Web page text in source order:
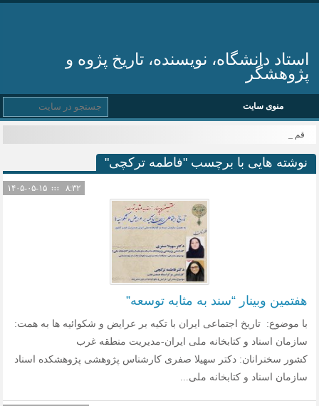
استاد دانشگاه، نویسنده، تاریخ پژوه و
پژوهشگر
منوی سایت
قم میز _
نوشته هایی با برچسب "فاطمه ترکچی"
۸:۳۲
هفتمین وبینار “سند به مثابه توسعه”
با موضوع: تاریخ اجتماعی ایران با تکیه بر عرایض و شکوائیه ها به همت:
سازمان اسناد و کتابخانه ملی ایران-مدیریت منطقه غرب
کشور سخنرانان: دکتر سهیلا صفری کارشناس پژوهشی پژوهشکده اسناد
سازمان اسناد و کتابخانه ملی...